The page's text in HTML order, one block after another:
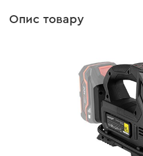
Опис товару